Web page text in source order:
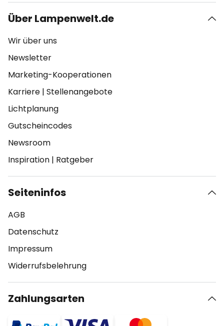
Über Lampenwelt.de
Wir über uns
Newsletter
Marketing-Kooperationen
Karriere | Stellenangebote
Lichtplanung
Gutscheincodes
Newsroom
Inspiration | Ratgeber
Seiteninfos
AGB
Datenschutz
Impressum
Widerrufsbelehrung
Zahlungsarten